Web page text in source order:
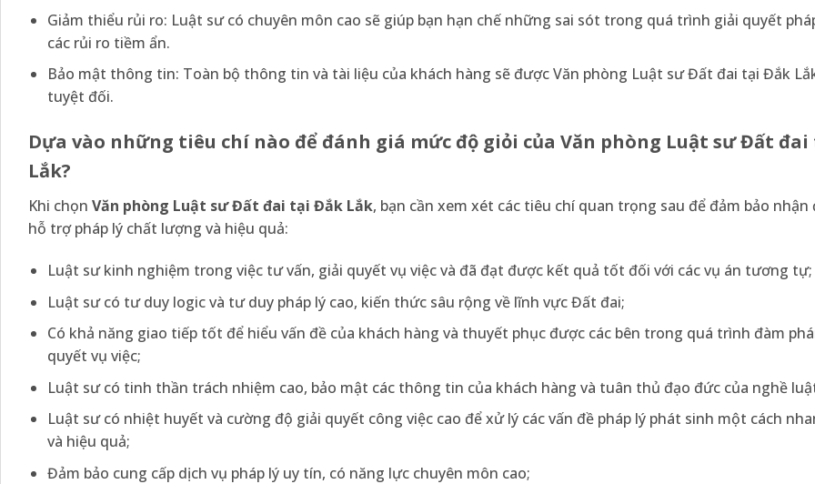
Giảm thiểu rủi ro: Luật sư có chuyên môn cao sẽ giúp bạn hạn chế những sai sót trong quá trình giải quyết
các rủi ro tiềm ẩn.
Bảo mật thông tin: Toàn bộ thông tin và tài liệu của khách hàng sẽ được Văn phòng Luật sư Đất đai tại Đắk
tuyệt đối.
Dựa vào những tiêu chí nào để đánh giá mức độ giỏi của Văn phòng Luật sư Đất đai
Lắk?
Khi chọn Văn phòng Luật sư Đất đai tại Đắk Lắk, bạn cần xem xét các tiêu chí quan trọng sau để đảm bảo nhận
hỗ trợ pháp lý chất lượng và hiệu quả:
Luật sư kinh nghiệm trong việc tư vấn, giải quyết vụ việc và đã đạt được kết quả tốt đối với các vụ án tương tự;
Luật sư có tư duy logic và tư duy pháp lý cao, kiến thức sâu rộng về lĩnh vực Đất đai;
Có khả năng giao tiếp tốt để hiểu vấn đề của khách hàng và thuyết phục được các bên trong quá trình đàm
quyết vụ việc;
Luật sư có tinh thần trách nhiệm cao, bảo mật các thông tin của khách hàng và tuân thủ đạo đức của nghề
Luật sư có nhiệt huyết và cường độ giải quyết công việc cao để xử lý các vấn đề pháp lý phát sinh một cách
và hiệu quả;
Đảm bảo cung cấp dịch vụ pháp lý uy tín, có năng lực chuyên môn cao;